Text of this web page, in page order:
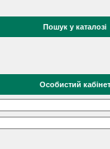
Пошук у каталозі
Особистий кабінет